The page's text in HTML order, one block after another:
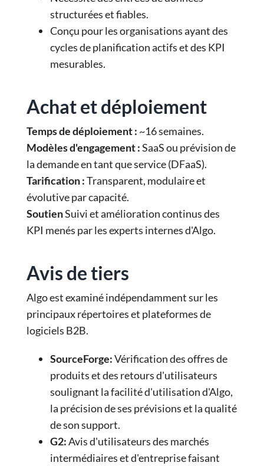
structurées et fiables.
Conçu pour les organisations ayant des
cycles de planification actifs et des KPI
mesurables.
Achat et déploiement
Temps de déploiement : ~16 semaines.
Modèles d'engagement :SaaS ou prévision de
la demande en tant que service (DFaaS).
Tarification :Transparent, modulaire et
évolutive par capacité.
SoutienSuivi et amélioration continus des
KPI menés par les experts internes d'Algo.
Avis de tiers
Algo est examiné indépendamment sur les
principaux répertoires et plateformes de
logiciels B2B.
SourceForge:Vérification des offres de
produits et des retours d'utilisateurs
soulignant la facilité d'utilisation d'Algo,
la précision de ses prévisions et la qualité
de son support.
G2:Avis d'utilisateurs des marchés
intermédiaires et d'entreprise faisant